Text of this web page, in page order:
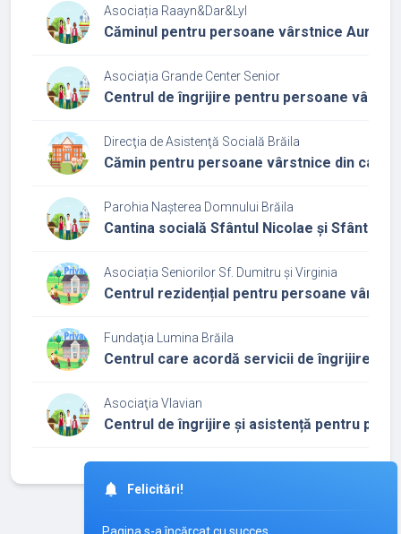
Asociația Raayn&Dar&Lyl
Căminul pentru persoane vârstnice Aur
Asociația Grande Center Senior
Centrul de îngrijire pentru persoane
Direcţia de Asistenţă Socială Brăila
Cămin pentru persoane vârstnice din
Parohia Nașterea Domnului Brăila
Cantina socială Sfântul Nicolae și Sfântul
Asociația Seniorilor Sf. Dumitru și Virginia
Centrul rezidențial pentru persoane
Fundaţia Lumina Brăila
Centrul care acordă servicii de îngrijire și
Asociaţia Vlavian
Centrul de îngrijire și asistență pentru
©2026iCamin.ro